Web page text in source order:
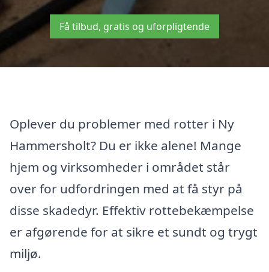
Få tilbud, gratis og uforpligtende
Oplever du problemer med rotter i Ny
Hammersholt? Du er ikke alene! Mange
hjem og virksomheder i området står
over for udfordringen med at få styr på
disse skadedyr. Effektiv rottebekæmpelse
er afgørende for at sikre et sundt og trygt
miljø.